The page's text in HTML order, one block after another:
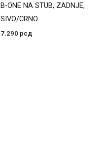
B-ONE NA STUB, ZADNJE,
SIVO/CRNO
7.290 рсд